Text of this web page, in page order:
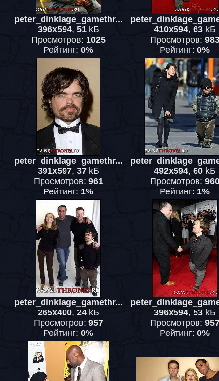
peter_dinklage_gamethr...
396x594, 51kБ
Просмотров: 1025
Рейтинг: 0%
410x594, 63kБ
Просмотров: 983
Рейтинг: 0%
peter_dinklage_gamethr...
391x597, 37kБ
Просмотров: 961
Рейтинг: 1%
492x594, 60kБ
Просмотров: 960
Рейтинг: 1%
peter_dinklage_gamethr...
265x400, 24kБ
Просмотров: 957
Рейтинг: 0%
396x594, 53kБ
Просмотров: 957
Рейтинг: 0%